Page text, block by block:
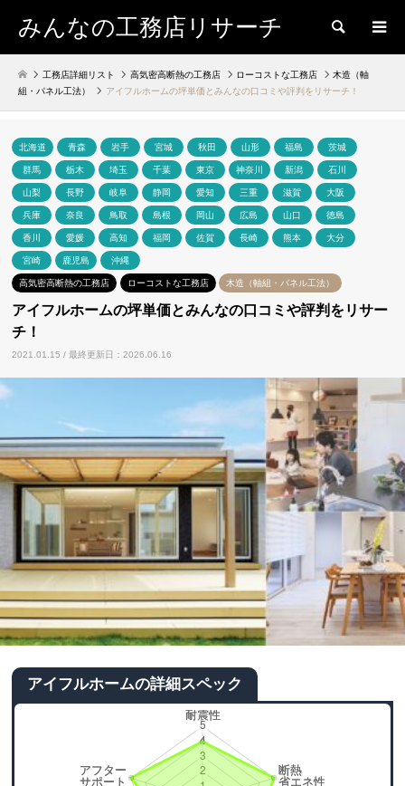
みんなの工務店リサーチ 検索
工務店詳細リスト 高気密高断熱の工務店 ローコストな工務店
木造（軸
組・パネル工法）
アイフルホームの坪単価とみんなの口コミや評判をリサーチ！
北海道 青森 岩手 宮城 秋田 山形 福島 茨城
群馬 栃木 埼玉 千葉 東京 神奈川 新潟 石川
山梨 長野 岐阜 静岡 愛知 三重 滋賀 大阪
兵庫 奈良 鳥取 島根 岡山 広島 山口 徳島
香川 愛媛 高知 福岡 佐賀 長崎 熊本 大分
宮崎 鹿児島 沖縄
高気密高断熱の工務店 ローコストな工務店 木造（軸組・パネル工法）
アイフルホームの坪単価とみんなの口コミや評判をリサー
チ！
2021.01.15 / 最終更新日：2026.06.16
アイフルホームの詳細スペック